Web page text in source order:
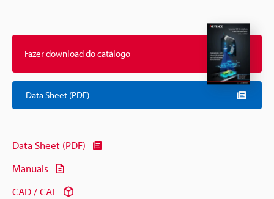
Fazer download do catálogo
Data Sheet (PDF)
Data Sheet (PDF)
Manuais
CAD / CAE